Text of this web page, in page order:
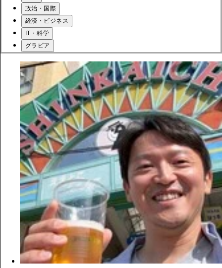
政治・国際
経済・ビジネス
IT・科学
グラビア